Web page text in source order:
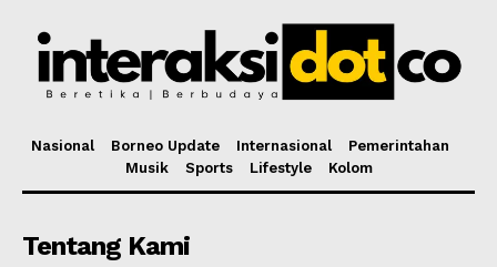
Nasional Borneo Update Internasional
Pemerintahan
Musik
Sports Lifestyle Kolom
Tentang Kami